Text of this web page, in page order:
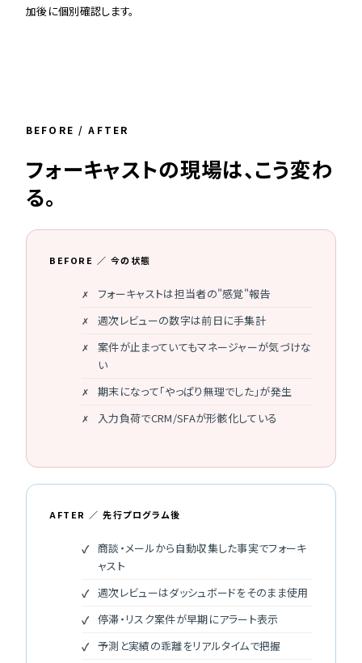
加後に個別確認します。
BEFORE / AFTER
フォーキャストの現場は、こう変わ
る。
BEFORE ／ 今の状態
フォーキャストは担当者の"感覚"報告
週次レビューの数字は前日に手集計
案件が止まっていてもマネージャーが気づけな
い
期末になって「やっぱり無理でした」が発生
入力負荷でCRM/SFAが形骸化している
AFTER ／ 先行プログラム後
商談・メールから自動収集した事実でフォーキ
ャスト
週次レビューはダッシュボードをそのまま使用
停滞・リスク案件が早期にアラート表示
予測と実績の乖離をリアルタイムで把握